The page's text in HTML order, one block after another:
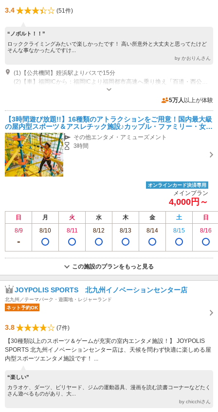
3.4 (51件)
“ノボルト！！”
ロッククライミングみたいで楽しかったです！ 高い所意外と大丈夫と思ってたけど
そんな事なかったんですけ...
by かおりんさん
(1)【公共機関】姪浜駅よりバスで15分
営業時間：平日 11：00～20：00（最終入場：18：00） 土日祝 9：
5万人 以上が体験
【3時間遊び放題!!】16種類のアトラクションをご用意！国内最大級
の屋内型スポーツ＆アスレチック施設♪カップル・ファミリー・女性
におすすめ！
その他エンタメ・アミューズメント
3時間
オンラインカード決済専用
メインプラン
4,000円～
日 月 火 水 木 金 土
日
8/9
8/10 8/11 8/12 8/13 8/14 8/15 8/16
この施設のプランをもっと見る
JOYPOLIS SPORTS 北九州イノベーションセンター店
北九州／テーマパーク・遊園地・レジャーランド
ネット予約OK
3.8
(7件)
【30種類以上のスポーツ＆ゲームが充実の室内エンタメ施設！】 JOYPOLIS
SPORTS 北九州イノベーションセンター店は、天候を問わず快適に楽しめる屋
内型スポーツエンタメ施設です！ ...
“楽しい”
カラオケ、ダーツ、ビリヤード、ジムの運動器具、漫画を読む読書コーナーなどたく
さん遊べるものがあり、大...
by chicchiさん